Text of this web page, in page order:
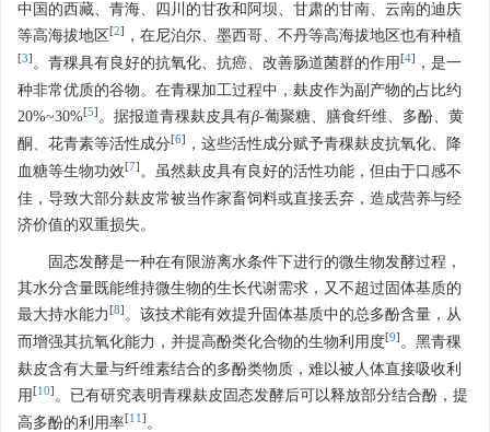
中国的西藏、青海、四川的甘孜和阿坝、甘肃的甘南、云南的迪庆
等高海拔地区 [2] ，在尼泊尔、墨西哥、不丹等高海拔地区也有种植
[3] 。青稞具有良好的抗氧化、抗癌、改善肠道菌群的作用 [4]
，是一
种非常优质的谷物。在青稞加工过程中，麸皮作为副产物的占比约
20%~30%[5] 。据报道青稞麸皮具有β-葡聚糖、膳食纤维、多酚、黄
酮、花青素等活性成分[6]
，这些活性成分赋予青稞麸皮抗氧化、降
血糖等生物功效[7] 。虽然麸皮具有良好的活性功能，但由于口感不
佳，导致大部分麸皮常被当作家畜饲料或直接丢弃，造成营养与经
济价值的双重损失。
固态发酵是一种在有限游离水条件下进行的微生物发酵过程，
其水分含量既能维持微生物的生长代谢需求，又不超过固体基质的
最大持水能力 [8] 。该技术能有效提升固体基质中的总多酚含量，从
而增强其抗氧化能力，并提高酚类化合物的生物利用度[9] 。黑青稞
麸皮含有大量与纤维素结合的多酚类物质，难以被人体直接吸收利
用 [10] 。已有研究表明青稞麸皮固态发酵后可以释放部分结合酚，提
高多酚的利用率[11 ] 。